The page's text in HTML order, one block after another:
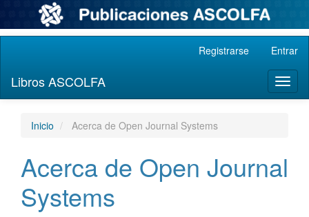
principal
Barra
Registrarse Entrar
Libros ASCOLFA
Inicio Acerca de Open Journal Systems
Acerca de Open Journal
Systems